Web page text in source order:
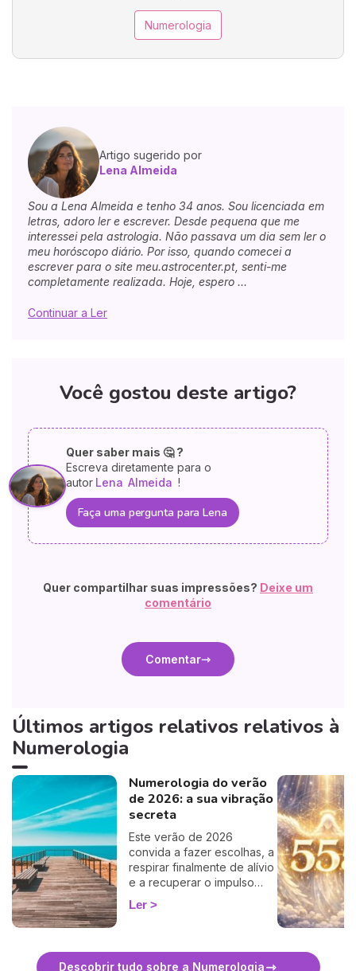
Numerologia
Artigo sugerido por
Lena Almeida
Sou a Lena Almeida e tenho 34 anos. Sou licenciada em
letras, adoro ler e escrever. Desde pequena que me
interessei pela astrologia. Não passava um dia sem ler o
meu horóscopo diário. Por isso, quando comecei a
escrever para o site meu.astrocenter.pt, senti-me
completamente realizada. Hoje, espero ...
Continuar a Ler
Você gostou deste artigo?
Quer saber mais 🤔 ?
Escreva diretamente para o
autor Lena Almeida !
Faça uma pergunta para Lena
Quer compartilhar suas impressões? Deixe um
comentário
Comentar
Últimos artigos relativos relativos à
Numerologia
Numerologia do verão
de 2026: a sua vibração
secreta
Este verão de 2026
convida a fazer escolhas, a
respirar finalmente de alívio
e a recuperar o impulso
certo. Consoante o seu Ano
Pessoal, a estação oscila
Ler
Descobrir tudo sobre a Numerologia